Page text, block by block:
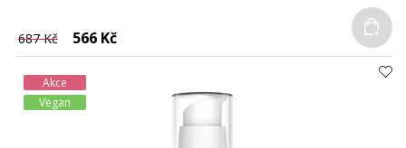
687 Kč 566 Kč
Akce
Vegan